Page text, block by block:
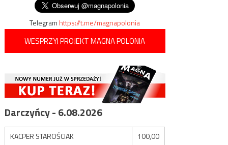
Telegramhttps://t.me/magnapolonia
WESPRZYJ PROJEKT MAGNA POLONIA
Darczyńcy - 6.08.2026
KACPER STAROŚCIAK
100,00